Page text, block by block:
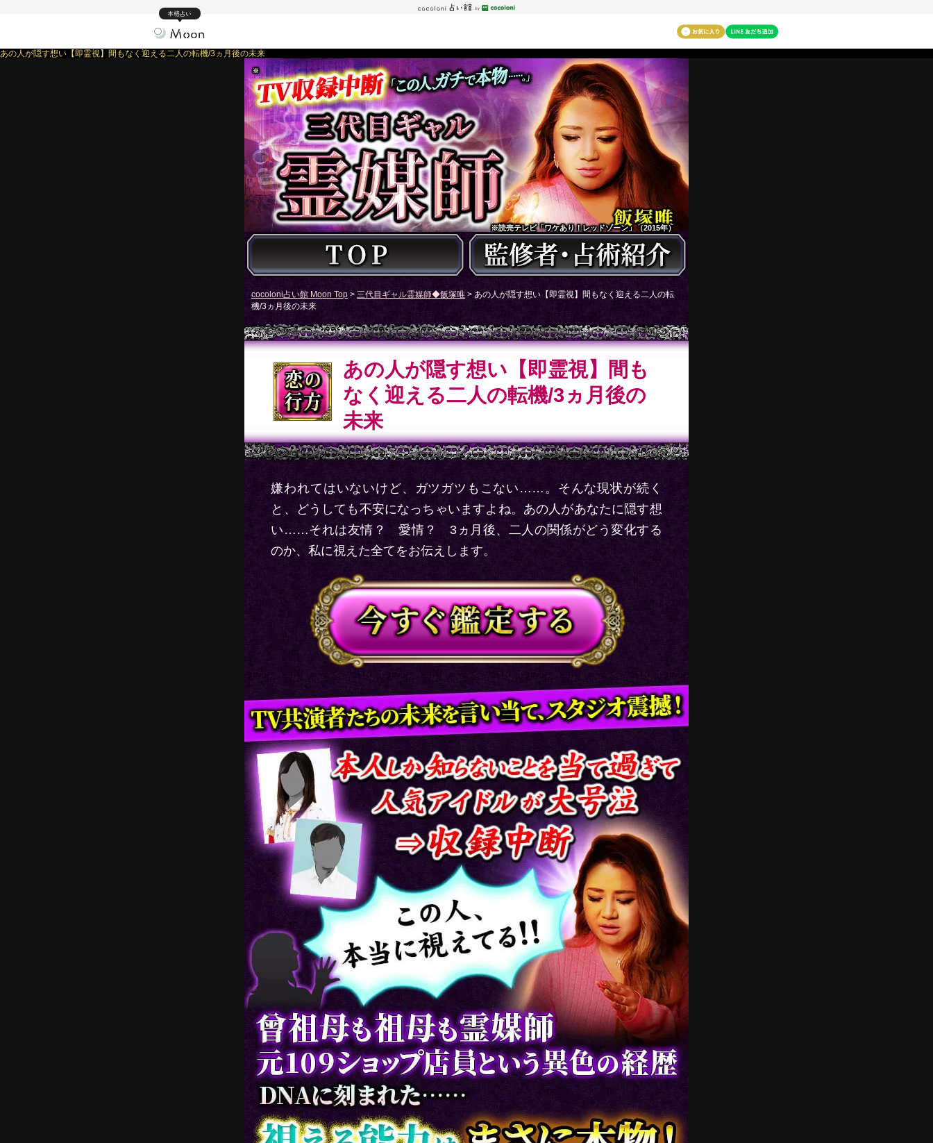
本格占い
あの人が隠す想い【即霊視】間もなく迎える二人の転機/3ヵ月後の未来
※
※読売テレビ「ワケあり！レッドゾーン」（2015年）
cocoloni占い館 Moon Top > 三代目ギャル霊媒師◆飯塚唯 > あの人が隠す想い【即霊視】間もなく迎える二人の転
機/3ヵ月後の未来
あの人が隠す想い【即霊視】間も
なく迎える二人の転機/3ヵ月後の
未来
嫌われてはいないけど、ガツガツもこない……。そんな現状が続く
と、どうしても不安になっちゃいますよね。あの人があなたに隠す想
い……それは友情？ 愛情？ 3ヵ月後、二人の関係がどう変化する
のか、私に視えた全てをお伝えします。